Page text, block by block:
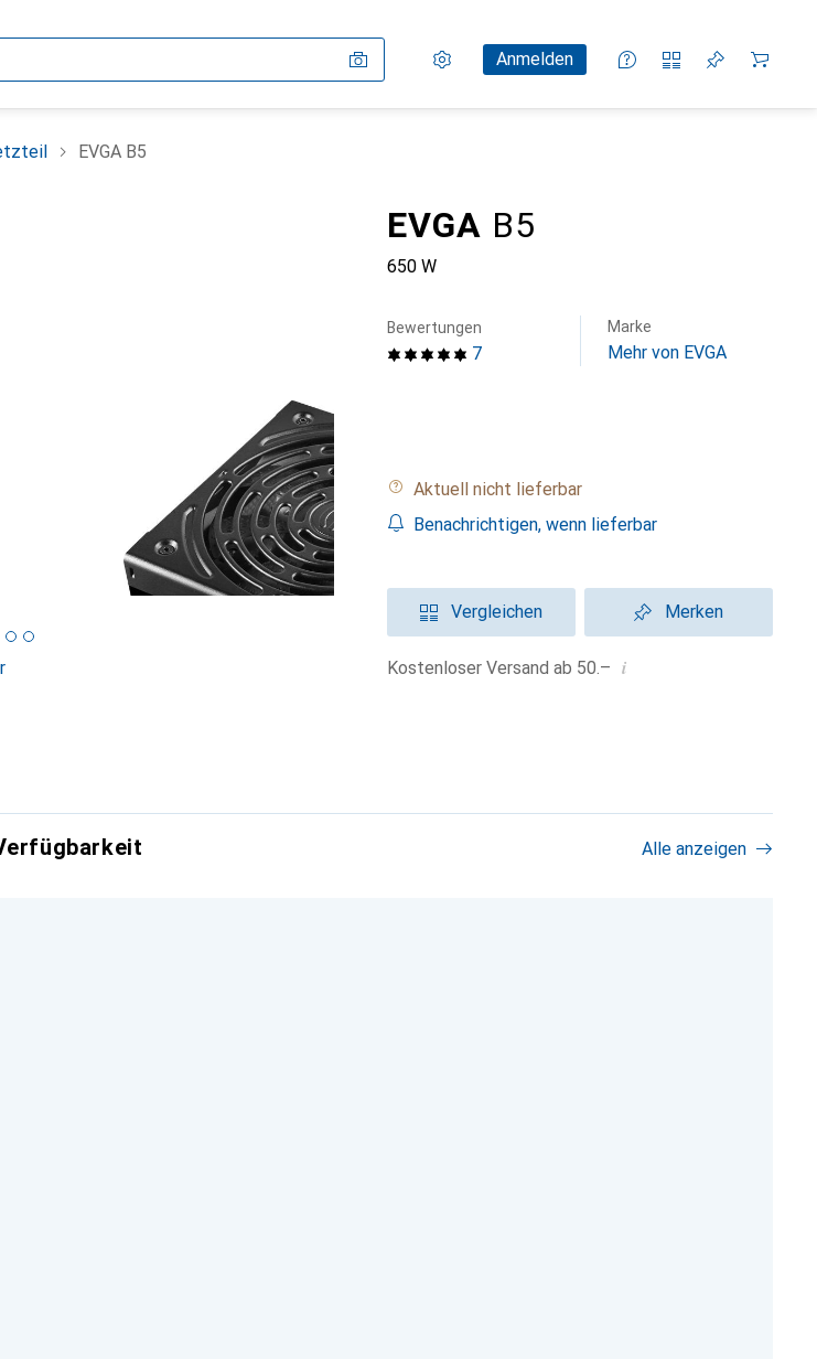
Einstellungen
KundenkontoAnmelden
Vergleichslisten
Merklisten
Warenkorb
EVGA B5
EVGA B5
650 W
7
Bewertungen Marke
Mehr von EVGA
Aktuell nicht lieferbar
Benachrichtigen, wenn lieferbar
Vergleichen Merken
Kostenloser Versand ab 50.– i
Alle anzeigen